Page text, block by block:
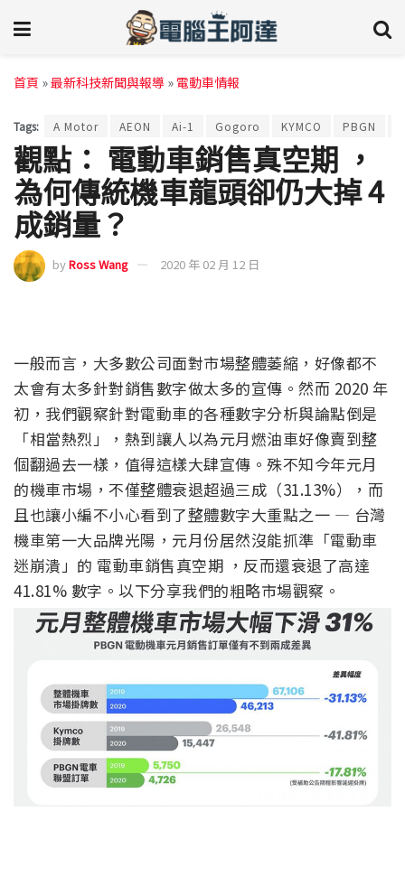
首頁 »最新科技新聞與報導 » 電動車情報
Tags: A Motor AEON Ai-1 Gogoro KYMCO PBGN
觀點： 電動車銷售真空期 ，
為何傳統機車龍頭卻仍大掉 4
成銷量？
byRoss Wang 2020 年 02 月 12 日
一般而言，大多數公司面對市場整體萎縮，好像都不
太會有太多針對銷售數字做太多的宣傳。然而 2020 年
初，我們觀察針對電動車的各種數字分析與論點倒是
「相當熱烈」，熱到讓人以為元月燃油車好像賣到整
個翻過去一樣，值得這樣大肆宣傳。殊不知今年元月
的機車市場，不僅整體衰退超過三成（31.13%），而
且也讓小編不小心看到了整體數字大重點之一 — 台灣
機車第一大品牌光陽，元月份居然沒能抓準「電動車
迷崩潰」的 電動車銷售真空期 ，反而還衰退了高達
41.81% 數字。以下分享我們的粗略市場觀察。